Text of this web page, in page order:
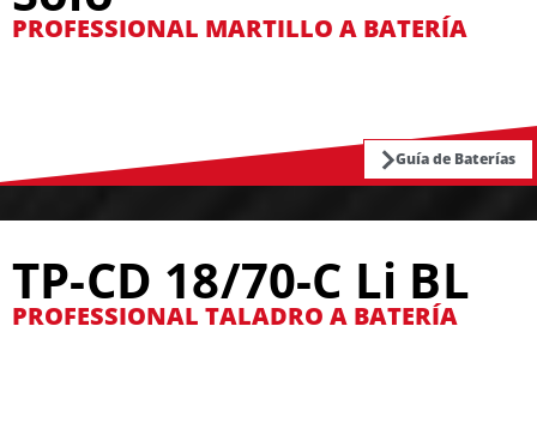
PROFESSIONAL MARTILLO A BATERÍA
Guía de Baterías
TP-CD 18/70-C Li BL
PROFESSIONAL TALADRO A BATERÍA